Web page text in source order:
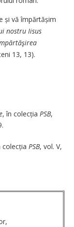
și vă împăr­tășim
nostru Iisus
13, 13).
, în colecția PSB,
colecția PSB, ­­vol. V,